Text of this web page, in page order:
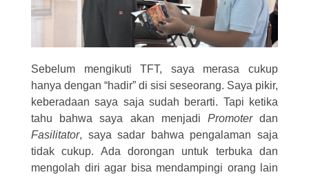
Sebelum mengikuti TFT, saya merasa cukup
hanya dengan “hadir” di sisi seseorang. Saya pikir,
keberadaan saya saja sudah berarti. Tapi ketika
tahu bahwa saya akan menjadi Promoterdan
Fasilitator, saya sadar bahwa pengalaman saja
tidak cukup. Ada dorongan untuk terbuka dan
mengolah diri agar bisa mendampingi orang lain